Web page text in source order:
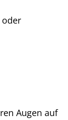
oder
Augen auf